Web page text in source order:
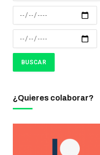
¿Quieres colaborar?